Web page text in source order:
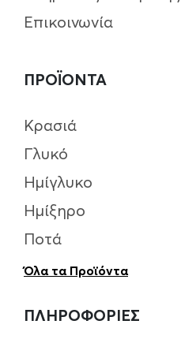
Επικοινωνία
ΠΡΟΪΟΝΤΑ
Κρασιά
Γλυκό
Ημίγλυκο
Ημίξηρο
Ποτά
Όλα τα Προϊόντα
ΠΛΗΡΟΦΟΡΙΕΣ